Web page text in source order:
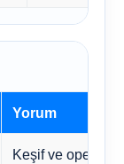
Yorum
Keşif ve